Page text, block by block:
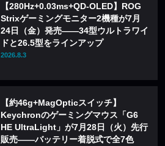
【280Hz+0.03ms+QD-OLED】ROG
Strixゲーミングモニター2機種が7月
24日（金）発売——34型ウルトラワイ
ドと26.5型をラインアップ
2026.8.3
【約46g+MagOpticスイッチ】
Keychronのゲーミングマウス「G6
HE UltraLight」が7月28日（火）先行
販売——バッテリー着脱式で全7色